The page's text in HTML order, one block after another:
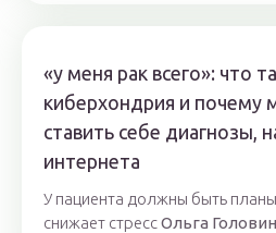
«у меня рак всего»: что
киберхондрия и почему
ставить себе диагнозы,
интернета
У пациента должны быть планы
снижает стрессОльга